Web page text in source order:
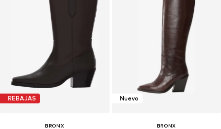
REBAJAS
BRONX
Nuevo
BRONX